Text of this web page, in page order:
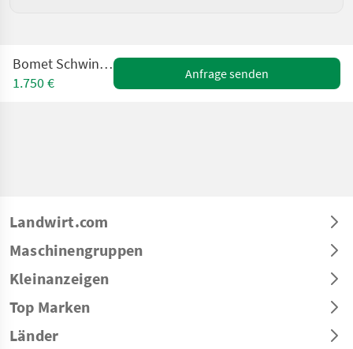
Bomet Schwingsiebroder
1.750 €
Anfrage senden
Landwirt.com
Maschinengruppen
Kleinanzeigen
Top Marken
Länder